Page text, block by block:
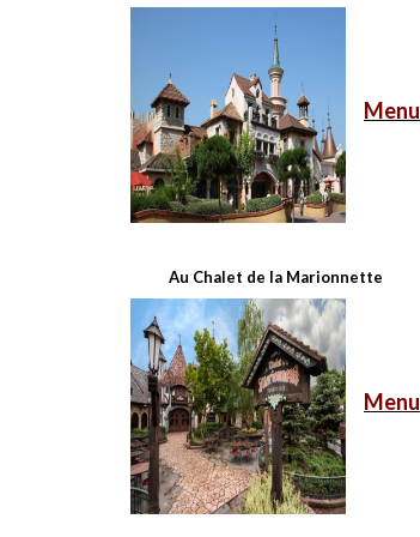
Menu
Au Chalet de la Marionnette
Menu